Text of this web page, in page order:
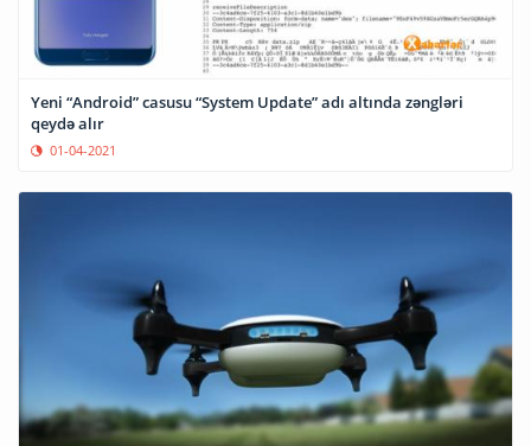
Yeni “Android” casusu “System Update” adı altında zəngləri
qeydə alır
01-04-2021